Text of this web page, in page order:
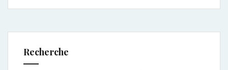
Recherche